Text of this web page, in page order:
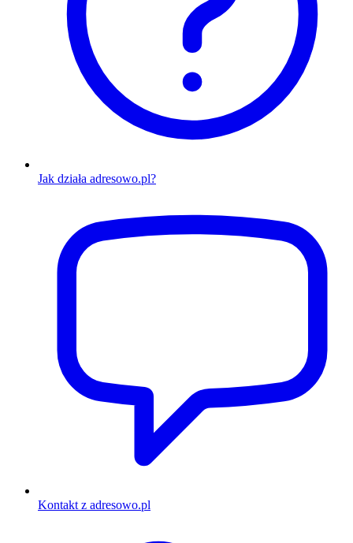
Jak działa adresowo.pl?
Kontakt z adresowo.pl